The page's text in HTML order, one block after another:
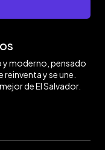
moderno, pensado
reinventa y se une.
de El Salvador.